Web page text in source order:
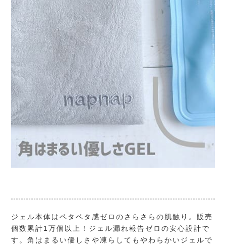
ジェル本体はペタペタ感ゼロのさらさらの肌触り。販売
個数累計1万個以上！ジェル漏れ報告ゼロの安心設計で
す。角はまるい優しさや凍らしてもやわらかいジェルで